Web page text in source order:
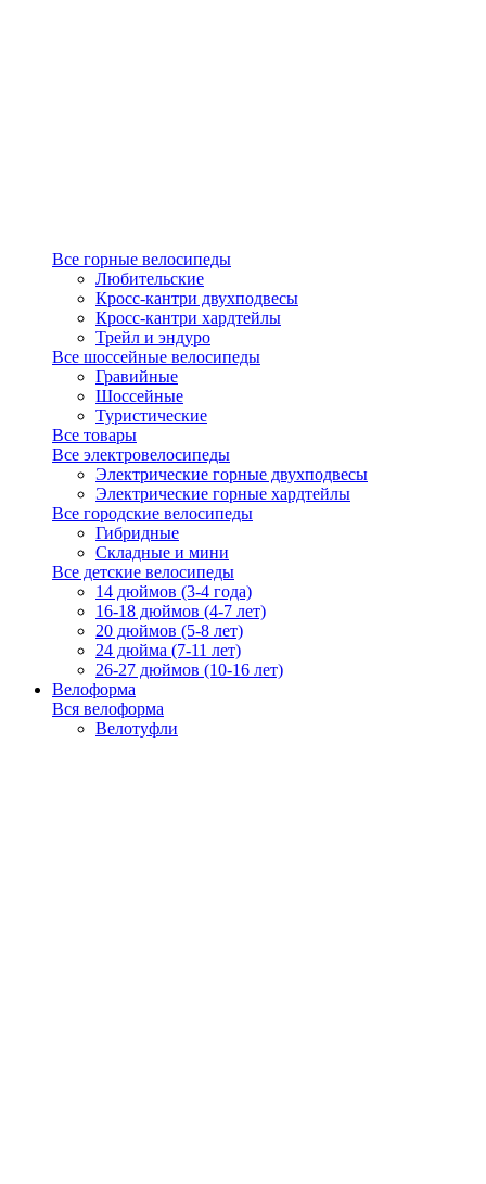
Все горные велосипеды
Любительские
Кросс-кантри двухподвесы
Кросс-кантри хардтейлы
Трейл и эндуро
Все шоссейные велосипеды
Гравийные
Шоссейные
Туристические
Все товары
Все электровелосипеды
Электрические горные двухподвесы
Электрические горные хардтейлы
Все городские велосипеды
Гибридные
Складные и мини
Все детские велосипеды
14 дюймов (3-4 года)
16-18 дюймов (4-7 лет)
20 дюймов (5-8 лет)
24 дюйма (7-11 лет)
26-27 дюймов (10-16 лет)
Велоформа
Вся велоформа
Велотуфли